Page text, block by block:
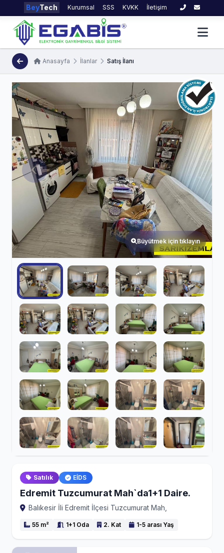
BeyTech Kurumsal SSS KVKK İletişim
Anasayfa İlanlar Satış İlanı
Büyütmek için tıklayın
Satılık EİDS
Edremit Tuzcumurat Mah`da1+1 Daire.
Balıkesir İli Edremit İlçesi Tuzcumurat Mah,
55 m² 1+1 Oda 2. Kat 1-5 arası Yaş